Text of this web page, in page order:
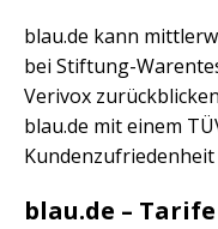
blau.de kann
bei Stiftung-
Verivox
blau.de mit einem
blau.de –